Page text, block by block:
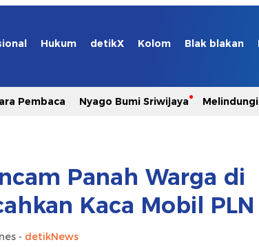
Hukum detikX Kolom Blak blakan
Pembaca Nyago Bumi Sriwijaya
Panah Warga di
Kaca Mobil PLN
- detikNews